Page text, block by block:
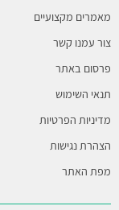
מאמרים מקצועיים
צור עמנו קשר
פרסום באתר
תנאי השימוש
מדיניות הפרטיות
הצהרת נגישות
מפת האתר